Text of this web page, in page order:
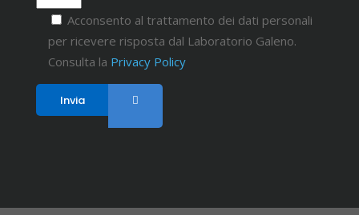
Acconsento al trattamento dei dati personali
per ricevere risposta dal Laboratorio Galeno.
Consulta la Privacy Policy